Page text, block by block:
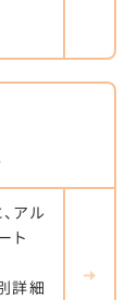
アル
ト
詳細